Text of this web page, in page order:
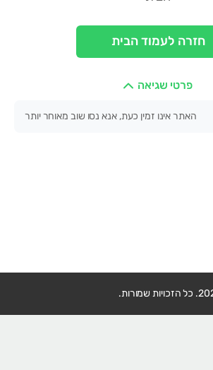
חזרה לעמוד הבית
פרטי שגיאה
האתר אינו זמין כעת, אנא נסו שוב מאוחר יותר